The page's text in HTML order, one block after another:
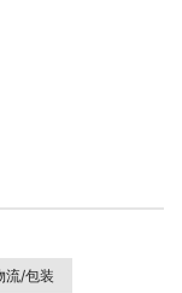
流/包装